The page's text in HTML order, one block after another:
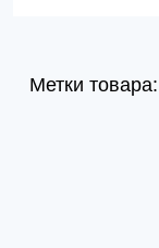
Метки товара: